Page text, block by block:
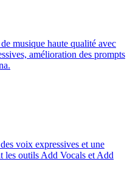
musique haute qualité avec
amélioration des prompts
voix expressives et une
les outils Add Vocals et Add